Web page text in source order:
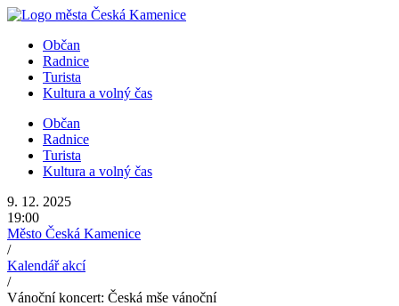
Přejít
obsahuObčan
Radnice
Turista
Kultura a volný čas
Občan
Radnice
Turista
Kultura a volný čas
9. 12. 2025
19:00
Město Česká Kamenice
/
Kalendář akcí
/
Vánoční koncert: Česká mše vánoční